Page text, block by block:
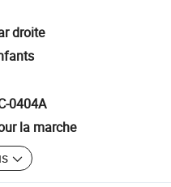
droite
0404A
la marche